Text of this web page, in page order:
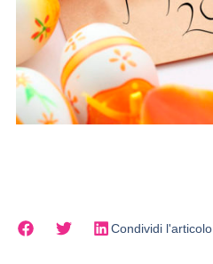
Condividi l'articolo